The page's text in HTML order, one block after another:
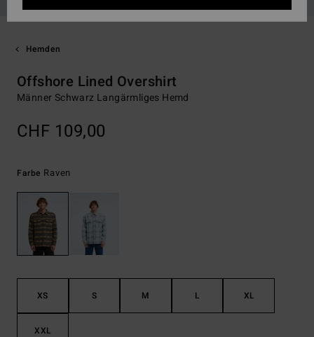
Hemden
Offshore Lined Overshirt
Männer Schwarz Langärmliges Hemd
CHF 109,00
Farbe Raven
XS S M L XL
XXL